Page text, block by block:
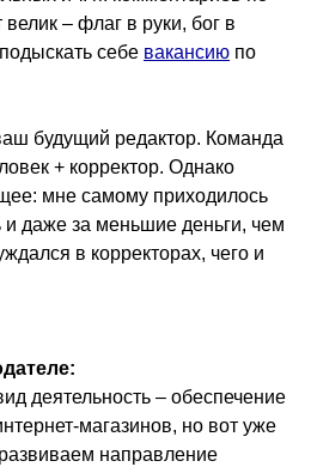
– флаг в руки, бог в
себе вакансию по
будущий редактор. Команда
+ корректор. Однако
мне самому приходилось
и даже за меньшие деньги, чем
в корректорах, чего и
деятельность – обеспечение
магазинов, но вот уже
направление